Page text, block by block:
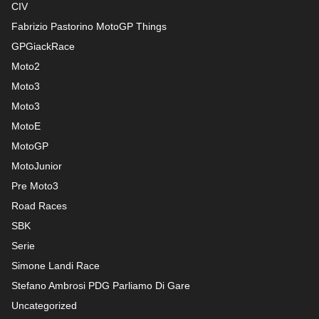
CIV
Fabrizio Pastorino MotoGP Things
GPGiackRace
Moto2
Moto3
Moto3
MotoE
MotoGP
MotoJunior
Pre Moto3
Road Races
SBK
Serie
Simone Landi Race
Stefano Ambrosi PDG Parliamo Di Gare
Uncategorized